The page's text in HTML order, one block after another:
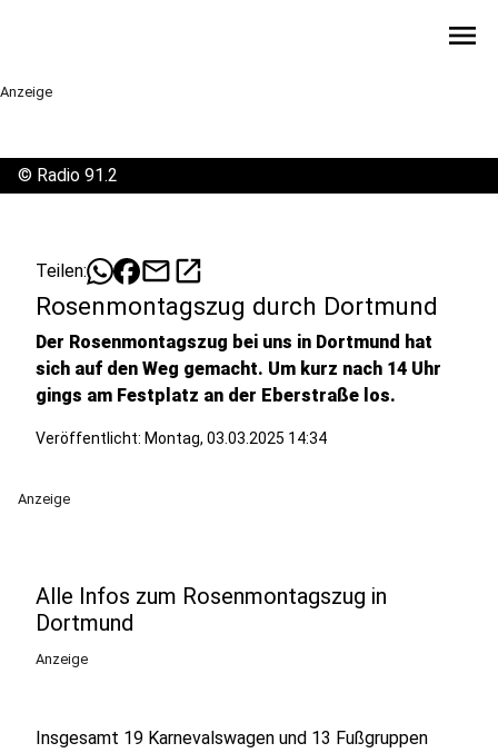
menu
Anzeige
© Radio 91.2
Teilen: mailopen_in_new
Rosenmontagszug durch Dortmund
Der Rosenmontagszug bei uns in Dortmund hat
sich auf den Weg gemacht. Um kurz nach 14 Uhr
gings am Festplatz an der Eberstraße los.
Veröffentlicht: Montag, 03.03.2025 14:34
Anzeige
Alle Infos zum Rosenmontagszug in
Dortmund
Anzeige
Insgesamt 19 Karnevalswagen und 13 Fußgruppen